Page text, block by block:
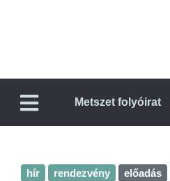
Metszet folyóirat
hír rendezvény előadás